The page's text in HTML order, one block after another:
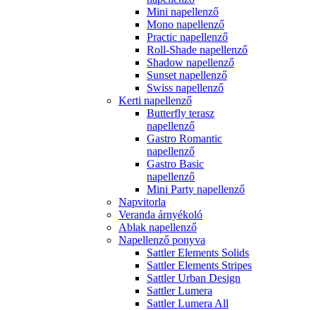
Mini napellenző
Mono napellenző
Practic napellenző
Roll-Shade napellenző
Shadow napellenző
Sunset napellenző
Swiss napellenző
Kerti napellenző
Butterfly terasz
napellenző
Gastro Romantic
napellenző
Gastro Basic
napellenző
Mini Party napellenző
Napvitorla
Veranda árnyékoló
Ablak napellenző
Napellenző ponyva
Sattler Elements Solids
Sattler Elements Stripes
Sattler Urban Design
Sattler Lumera
Sattler Lumera All